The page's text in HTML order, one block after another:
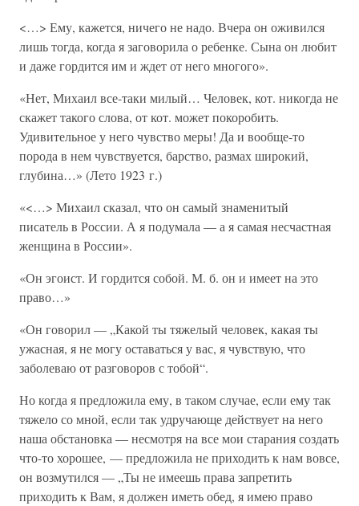
<…> Ему, кажется, ничего не надо. Вчера он оживился
лишь тогда, когда я заговорила о ребенке. Сына он любит
и даже гордится им и ждет от него многого».
«Нет, Михаил все-таки милый… Человек, кот. никогда не
скажет такого слова, от кот. может покоробить.
Удивительное у него чувство меры! Да и вообще-то
порода в нем чувствуется, барство, размах широкий,
глубина…» (Лето 1923 г.)
«<…> Михаил сказал, что он самый знаменитый
писатель в России. А я подумала — а я самая несчастная
женщина в России».
«Он эгоист. И гордится собой. М. б. он и имеет на это
право…»
«Он говорил — „Какой ты тяжелый человек, какая ты
ужасная, я не могу оставаться у вас, я чувствую, что
заболеваю от разговоров с тобой“.
Но когда я предложила ему, в таком случае, если ему так
тяжело со мной, если так удручающе действует на него
наша обстановка — несмотря на все мои старания создать
что-то хорошее, — предложила не приходить к нам вовсе,
он возмутился — „Ты не имеешь права запретить
приходить к Вам, я должен иметь обед, я имею право